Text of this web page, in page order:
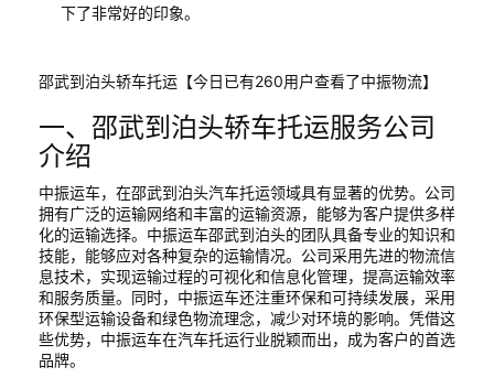
下了非常好的印象。
邵武到泊头轿车托运【今日已有260用户查看了中振物流】
一、邵武到泊头轿车托运服务公司
介绍
中振运车，在邵武到泊头汽车托运领域具有显著的优势。公司
拥有广泛的运输网络和丰富的运输资源，能够为客户提供多样
化的运输选择。中振运车邵武到泊头的团队具备专业的知识和
技能，能够应对各种复杂的运输情况。公司采用先进的物流信
息技术，实现运输过程的可视化和信息化管理，提高运输效率
和服务质量。同时，中振运车还注重环保和可持续发展，采用
环保型运输设备和绿色物流理念，减少对环境的影响。凭借这
些优势，中振运车在汽车托运行业脱颖而出，成为客户的首选
品牌。